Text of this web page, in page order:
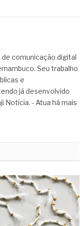
comunicação digital
Seu trabalho
e
já desenvolvido
Notícia. - Atua há mais